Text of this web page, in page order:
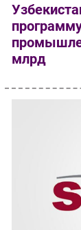
млрд